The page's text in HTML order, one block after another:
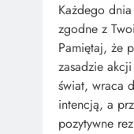
Każdego
zgodne z
Pamiętaj, że
zasadzie
świat, wraca
intencją, a
pozytywne